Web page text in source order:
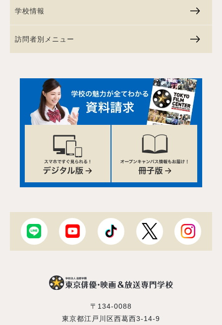
学校情報
訪問者別メニュー
〒134-0088
東京都江戸川区西葛西3-14-9